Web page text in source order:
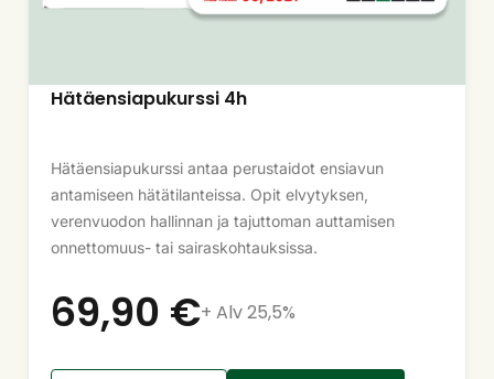
Hätäensiapukurssi 4h
Hätäensiapukurssi antaa perustaidot ensiavun
antamiseen hätätilanteissa. Opit elvytyksen,
verenvuodon hallinnan ja tajuttoman auttamisen
onnettomuus- tai sairaskohtauksissa.
69,90 €+ Alv 25,5%